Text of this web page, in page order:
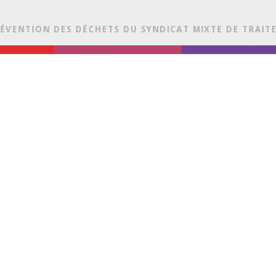
DES DÉCHETS DU SYNDICAT MIXTE DE